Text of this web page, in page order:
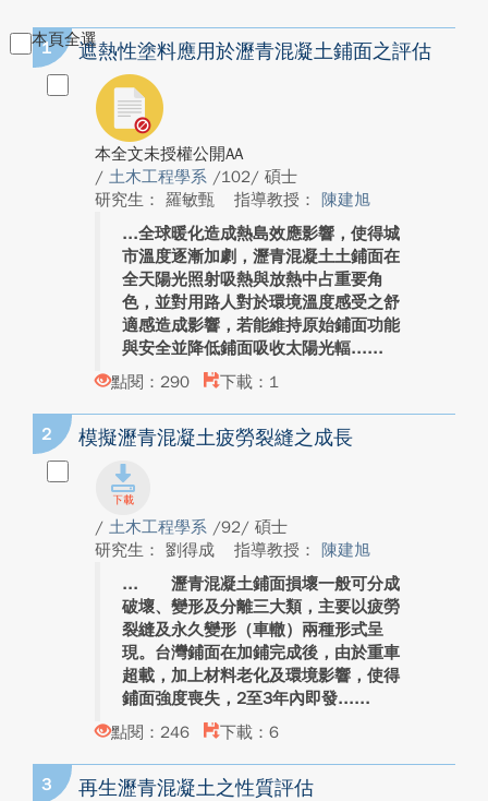
本頁全選
1 遮熱性塗料應用於瀝青混凝土鋪面之評估
本全文未授權公開AA
/ 土木工程學系 /102/ 碩士
研究生： 羅敏甄
指導教授： 陳建旭
全球暖化造成熱島效應影響，使得城
市溫度逐漸加劇，瀝青混凝土土鋪面在
全天陽光照射吸熱與放熱中占重要角
色，並對用路人對於環境溫度感受之舒
適感造成影響，若能維持原始鋪面功能
與安全並降低鋪面吸收太陽光輻...
點閱：290
下載：1
2 模擬瀝青混凝土疲勞裂縫之成長
/ 土木工程學系 /92/ 碩士
研究生： 劉得成
指導教授： 陳建旭
瀝青混凝土鋪面損壞一般可分成
破壞、變形及分離三大類，主要以疲勞
裂縫及永久變形（車轍）兩種形式呈
現。台灣鋪面在加鋪完成後，由於重車
超載，加上材料老化及環境影響，使得
鋪面強度喪失，2至3年內即發...
點閱：246
下載：6
3 再生瀝青混凝土之性質評估